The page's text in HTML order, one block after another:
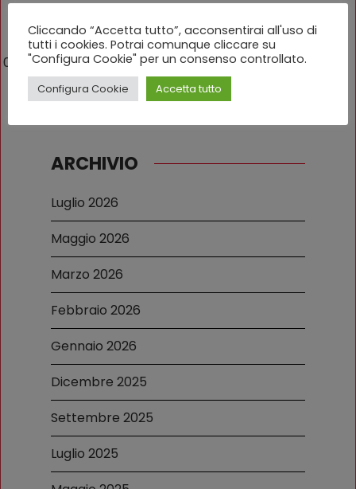
06 Febbraio 2026
ARCHIVIO
Luglio 2026
Maggio 2026
Marzo 2026
Febbraio 2026
Gennaio 2026
Dicembre 2025
Settembre 2025
Luglio 2025
Cliccando “Accetta tutto”, acconsentirai all'uso di
tutti i cookies. Potrai comunque cliccare su
"Configura Cookie" per un consenso controllato.
Configura Cookie Accetta tutto